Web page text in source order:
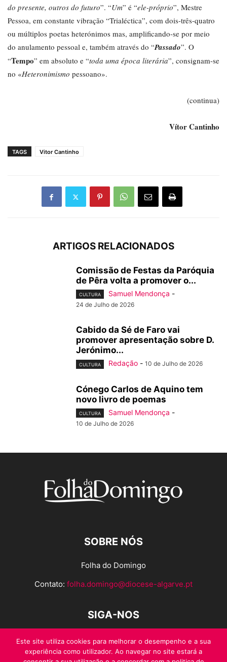
do presente, outros do futuro”. “Um” é “ele-próprio”, Mestre
Pessoa, em constante vibração “Trialéctica”, com dois-três-quatro
ou múltiplos poetas heterónimos mas, amplificando-se por meio
do anulamento pessoal e, também através do “Passado”. O
“Tempo” em absoluto e “toda uma época literária”, consignam-se
no «Heteronimismo pessoano».
(continua)
Vítor Cantinho
TAGS Vitor Cantinho
ARTIGOS RELACIONADOS
Comissão de Festas da Paróquia
de Pêra volta a promover o...
CULTURA Samuel Mendonça -
24 de Julho de 2026
Cabido da Sé de Faro vai
promover apresentação sobre D.
Jerónimo...
CULTURA Redação - 10 de Julho de 2026
Cónego Carlos de Aquino tem
novo livro de poemas
CULTURA Samuel Mendonça -
10 de Julho de 2026
SOBRE NÓS
Folha do Domingo
Contato: folha.domingo@diocese-algarve.pt
SIGA-NOS
Este site utiliza cookies para melhorar o desempenho e a sua
experiência como utilizador. Ao navegar no site estará a